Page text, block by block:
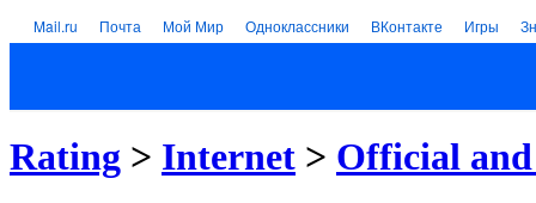
Mail.ru Почта Мой Мир Одноклассники ВКонтакте Игры
Rating > Internet > Official